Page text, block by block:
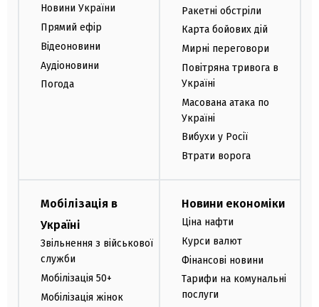
Новини України
Прямий ефір
Відеоновини
Аудіоновини
Погода
Ракетні обстріли
Карта бойових дій
Мирні переговори
Повітряна тривога в
Україні
Масована атака по
Україні
Вибухи у Росії
Втрати ворога
Мобілізація в
Україні
Звільнення з військової
служби
Мобілізація 50+
Мобілізація жінок
Новини економіки
Ціна нафти
Курси валют
Фінансові новини
Тарифи на комунальні
послуги